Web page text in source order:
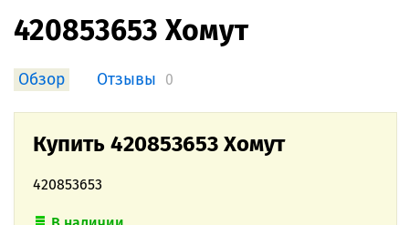
420853653 Хомут
Обзор Отзывы 0
Купить 420853653 Хомут
420853653